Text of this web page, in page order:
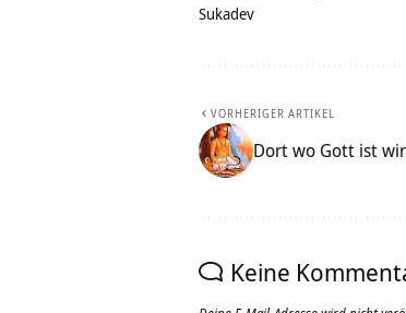
Sukadev
VORHERIGER ARTIKEL
Dort wo Gott ist
Keine